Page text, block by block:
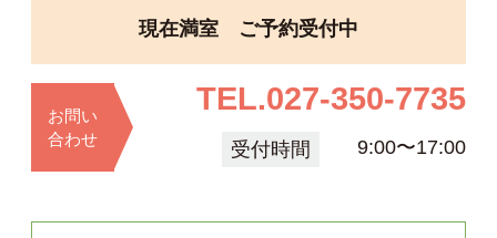
現在満室 ご予約受付中
お問い
合わせ
TEL.027-350-7735
受付時間 9:00〜17:00